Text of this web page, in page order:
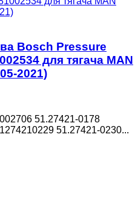
Bosch Pressure
для тягача MAN
2021)
51.27421-0178
51.27421-0230...